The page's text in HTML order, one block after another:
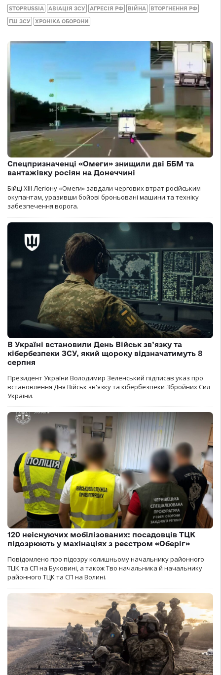
STOPRUSSIA АВІАЦІЯ ЗСУ АГРЕСІЯ РФ ВІЙНА ВТОРГНЕННЯ РФ
ГШ ЗСУ ХРОНІКА ОБОРОНИ
Спецпризначенці «Омеги» знищили дві ББМ та
вантажівку росіян на Донеччині
Бійці ХІІІ Легіону «Омеги» завдали чергових втрат російським
окупантам, уразивши бойові броньовані машини та техніку
забезпечення ворога.
В Україні встановили День Військ зв’язку та
кібербезпеки ЗСУ, який щороку відзначатимуть 8
серпня
Президент України Володимир Зеленський підписав указ про
встановлення Дня Військ зв'язку та кібербезпеки Збройних Сил
України.
120 неіснуючих мобілізованих: посадовців ТЦК
підозрюють у махінаціях з реєстром «Оберіг»
Повідомлено про підозру колишньому начальнику районного
ТЦК та СП на Буковині, а також Тво начальника й начальнику
районного ТЦК та СП на Волині.